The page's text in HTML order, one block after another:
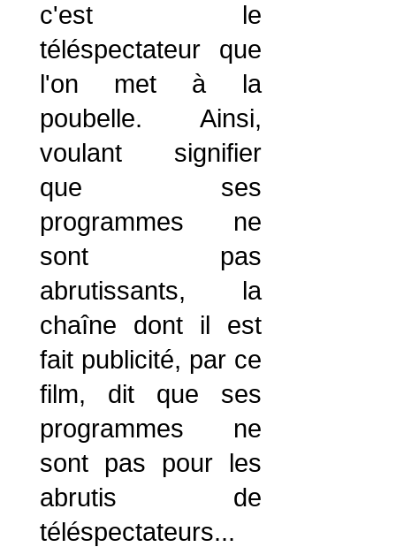
c'est le
téléspectateur que
l'on met à la
poubelle. Ainsi,
voulant signifier
que ses
programmes ne
sont pas
abrutissants, la
chaîne dont il est
fait publicité, par ce
film, dit que ses
programmes ne
sont pas pour les
abrutis de
téléspectateurs...